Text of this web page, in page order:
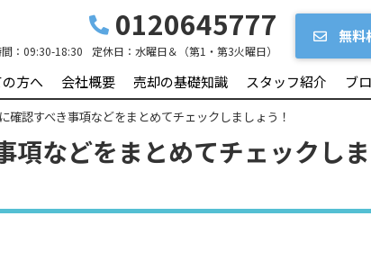
0120645777
： 09:30-18:30 定休日： 水曜日＆（第1・第3火曜日）
無料
方へ 会社概要 売却の基礎知識 スタッフ紹介 ブ
確認すべき事項などをまとめてチェックしましょう！
などをまとめてチェックし